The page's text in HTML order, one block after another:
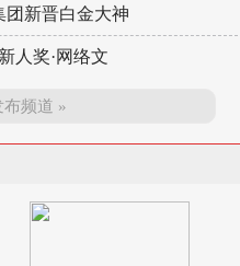
团新晋白金大神
人奖·网络文
频道 »